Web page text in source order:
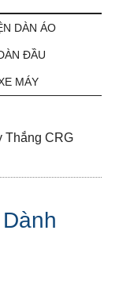
DÀN ÁO
ĐẦU
MÁY
Thắng CRG